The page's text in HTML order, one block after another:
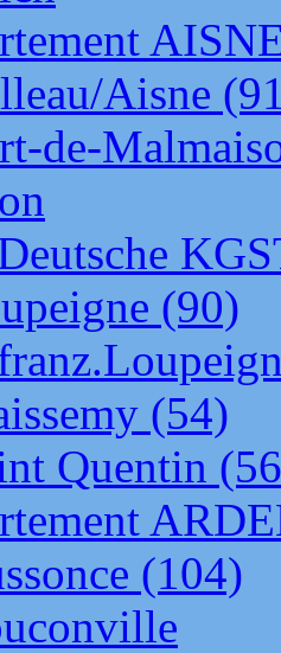
Aisne
de-
(90)
(54)
Quentin
(104)